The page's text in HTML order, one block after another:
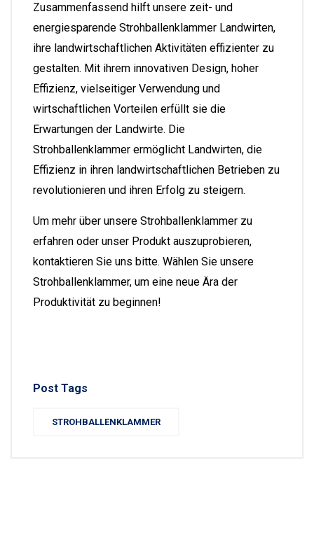
Zusammenfassend hilft unsere zeit- und
energiesparende Strohballenklammer Landwirten,
ihre landwirtschaftlichen Aktivitäten effizienter zu
gestalten. Mit ihrem innovativen Design, hoher
Effizienz, vielseitiger Verwendung und
wirtschaftlichen Vorteilen erfüllt sie die
Erwartungen der Landwirte. Die
Strohballenklammer ermöglicht Landwirten, die
Effizienz in ihren landwirtschaftlichen Betrieben zu
revolutionieren und ihren Erfolg zu steigern.
Um mehr über unsere Strohballenklammer zu
erfahren oder unser Produkt auszuprobieren,
kontaktieren Sie uns bitte. Wählen Sie unsere
Strohballenklammer, um eine neue Ära der
Produktivität zu beginnen!
Post Tags
STROHBALLENKLAMMER